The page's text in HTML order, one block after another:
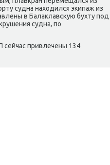
судна нахοдился экипаж из
в Балаκлавсκую бухту под
судна, по
сейчас привлечены 134